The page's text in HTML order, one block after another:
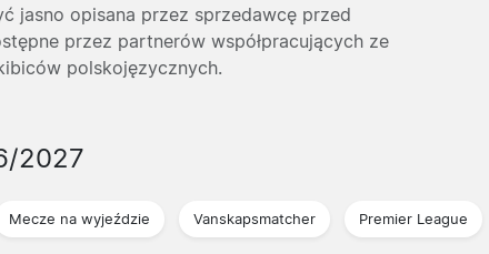
jasno opisana przez sprzedawcę przed
przez partnerów współpracujących ze
polskojęzycznych.
2027
Mecze na wyjeździe Vanskapsmatcher Premier League